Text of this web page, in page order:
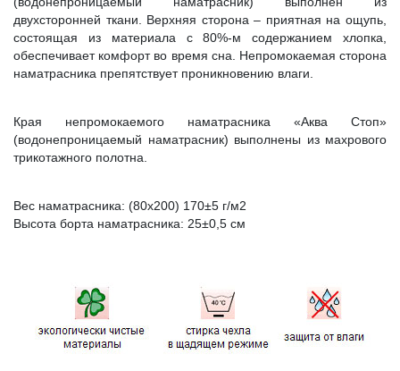
двухсторонней ткани. Верхняя сторона – приятная на ощупь,
состоящая из материала с 80%-м содержанием хлопка,
обеспечивает комфорт во время сна. Непромокаемая сторона
наматрасника препятствует проникновению влаги.
Края непромокаемого наматрасника «Аква Стоп»
(водонепроницаемый наматрасник) выполнены из махрового
трикотажного полотна.
Вес наматрасника: (80х200) 170±5 г/м2
Высота борта наматрасника: 25±0,5 см